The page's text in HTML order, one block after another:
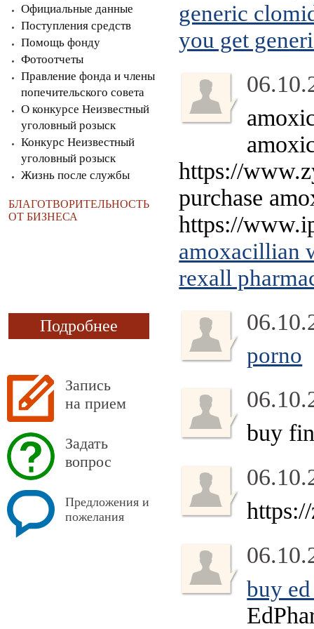
Официальные данные
Поступления средств
Помощь фонду
Фотоотчеты
Правление фонда и члены
попечительского совета
О конкурсе Неизвестный
уголовный розыск
Конкурс Неизвестный
уголовный розыск
Жизнь после службы
БЛАГОТВОРИТЕЛЬНОСТЬ
ОТ БИЗНЕСА
Подробнее
Запись
на прием
Задать
вопрос
Предложения и
пожелания
generic
you get
https://
purchase
https://
amoxacillian
rexall
porno
buy
buy